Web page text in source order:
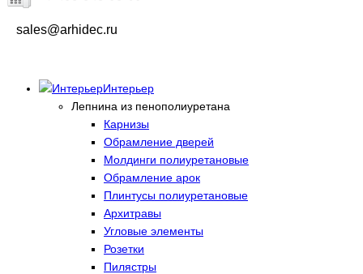
sales@arhidec.ru
Интерьер
Лепнина из пенополиуретана
Карнизы
Обрамление дверей
Молдинги полиуретановые
Обрамление арок
Плинтусы полиуретановые
Архитравы
Угловые элементы
Розетки
Пилястры